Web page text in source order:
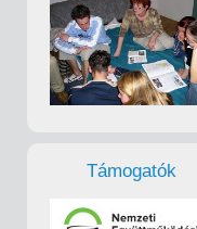
Támogatók